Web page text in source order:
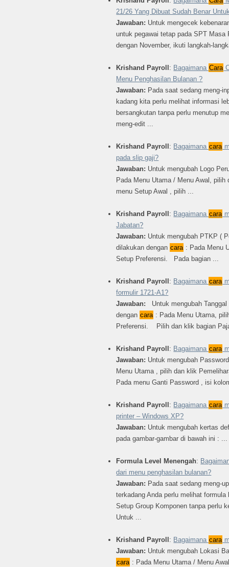
21/26 Yang Dibuat Sudah Benar
Jawaban: Untuk mengecek
untuk pegawai tetap pada SPT
dengan November, ikuti langkah-
Krishand Payroll: Bagaimana Cara
Menu Penghasilan Bulanan ?
Jawaban: Pada saat sedang meng-
kadang kita perlu melihat informasi
bersangkutan tanpa perlu menutup
meng-edit ...
Krishand Payroll: Bagaimana cara
pada slip gaji?
Jawaban: Untuk mengubah Logo
Pada Menu Utama / Menu Awal,
menu Setup Awal , pilih ...
Krishand Payroll: Bagaimana cara
Jabatan?
Jawaban: Untuk mengubah PTKP (
dilakukan dengan cara : Pada Menu
Setup Preferensi. Pada bagian ...
Krishand Payroll: Bagaimana cara
formulir 1721-A1?
Jawaban:
Untuk mengubah
dengan cara : Pada Menu Utama,
Preferensi. Pilih dan klik bagian
Krishand Payroll: Bagaimana cara
Jawaban: Untuk mengubah
Menu Utama , pilih dan klik
Pada menu Ganti Password , isi
Krishand Payroll: Bagaimana cara
printer – Windows XP?
Jawaban: Untuk mengubah kertas
pada gambar-gambar di bawah ini : ...
Formula Level Menengah:
dari menu penghasilan bulanan?
Jawaban: Pada saat sedang meng-
terkadang Anda perlu melihat
Setup Group Komponen tanpa perlu
Untuk ...
Krishand Payroll: Bagaimana cara
Jawaban: Untuk mengubah Lokasi
cara : Pada Menu Utama / Menu